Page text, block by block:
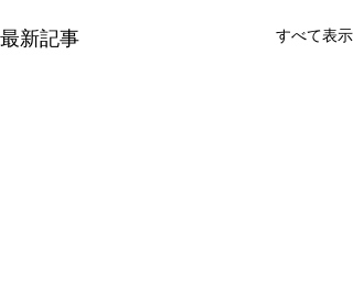
最新記事 すべて表示